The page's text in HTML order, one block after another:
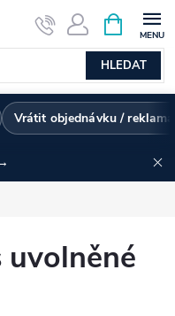
HLEDAT
NÁKUPNÍ
KOŠÍK
Vrátit objednávku /
uvolněné